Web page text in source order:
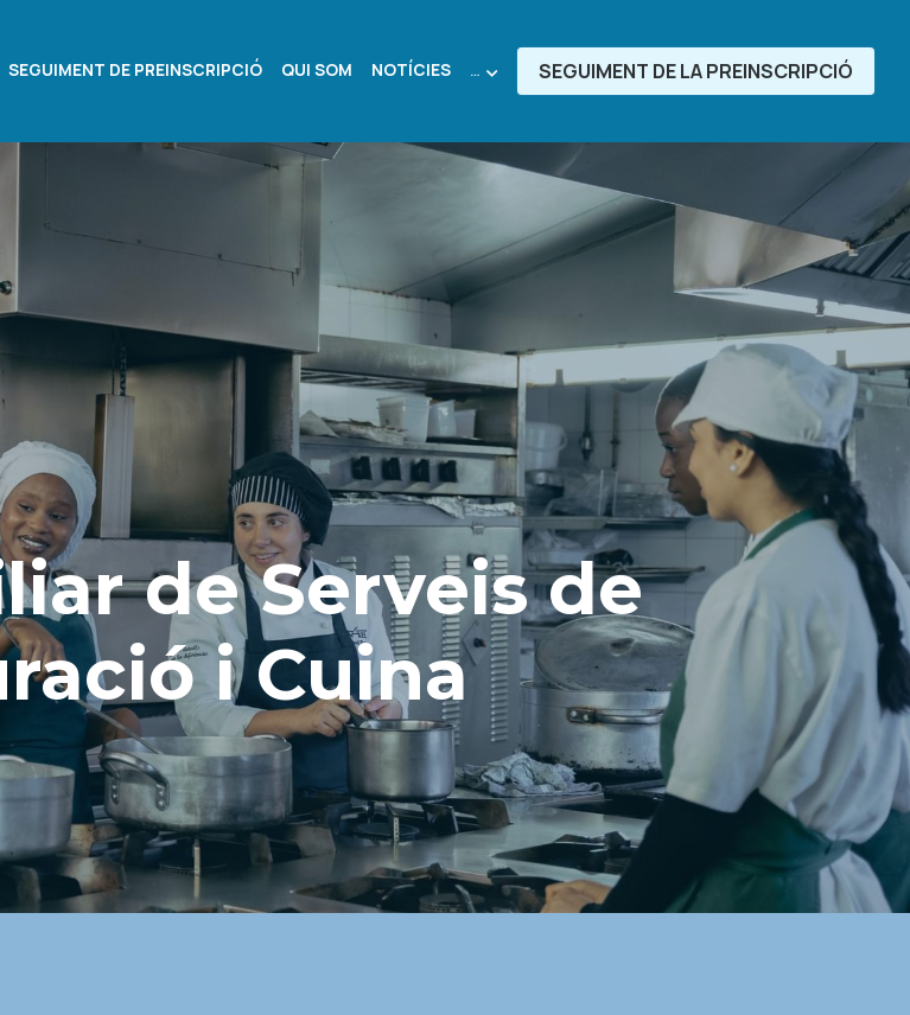
SEGUIMENT DE PREINSCRIPCIÓ QUI SOM NOTÍCIES … SEGUIMENT DE LA PREINSCRIPCIÓ
de Serveis de
i Cuina